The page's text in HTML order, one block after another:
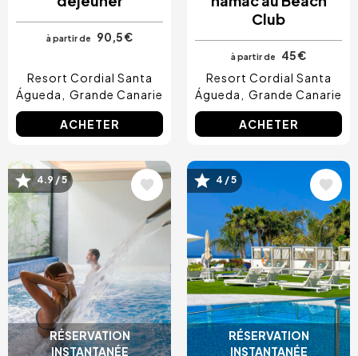
à partir de 90,5 €
Resort Cordial Santa
Águeda
Grande Canarie
ACHETER
Club
à partir de
45 €
Resort Cordial Santa
Águeda
Grande Canarie
ACHETER
RÉSERVATION
INSTANTANÉE
Image
4.9 / 5
RÉSERVATION
INSTANTANÉE
Image
4 / 5